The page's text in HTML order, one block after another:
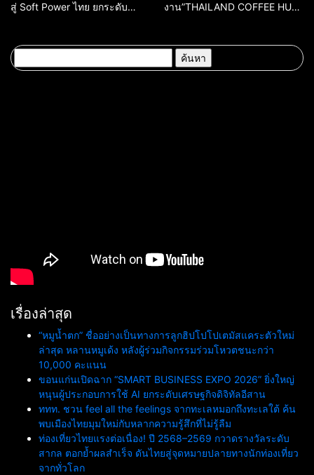
สู่ Soft Power ไทย ยกระดับ
ภูมิใจของชาติ
งาน”THAILAND COFFEE HUB
ขอนแก่น
สำหรับ:
เรื่องล่าสุด
“หมูน้ำตก” ชื่ออย่างเป็นทางการลูกฮิปโปโปเตมัสแคระตัวใหม่
ล่าสุด หลานหมูเด้ง หลังผู้ร่วมกิจกรรมร่วมโหวตชนะกว่า
10,000 คะแนน
ขอนแก่นเปิดฉาก “SMART BUSINESS EXPO 2026” ยิ่งใหญ่
หนุนผู้ประกอบการใช้ AI ยกระดับเศรษฐกิจดิจิทัลอีสาน
ททท. ชวน feel all the feelings จากทะเลหมอกถึงทะเลใต้ ค้น
พบเมืองไทยมุมใหม่กับหลากความรู้สึกที่ไม่รู้ลืม
ท่องเที่ยวไทยแรงต่อเนื่อง! ปี 2568–2569 กวาดรางวัลระดับ
สากล ตอกย้ำผลสำเร็จ ดันไทยสู่จุดหมายปลายทางนักท่องเที่ยว
จากทั่วโลก